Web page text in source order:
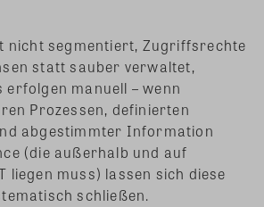
nicht segmentiert, Zugriffsrechte
statt sauber verwaltet,
manuell – wenn
Prozessen, definierten
abgestimmter Information
(die außerhalb und auf
liegen muss) lassen sich diese
schließen.